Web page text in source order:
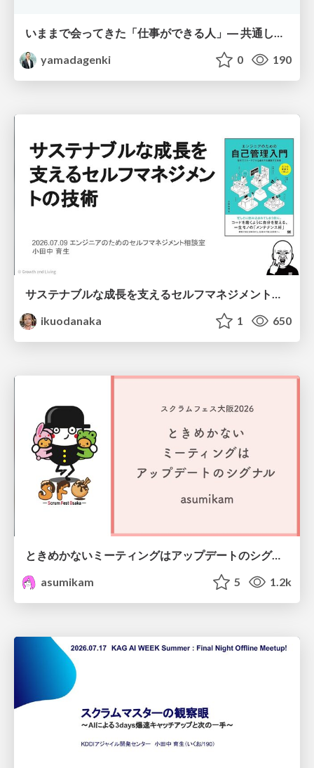
yamadagenki
0 190
サステナブルな成長を支えるセルフマネジメントの技術/Self Management skill for growth
ikuodanaka
1 650
ときめかないミーティングはアップデートのシグナル #scrumosaka
asumikam
5 1.2k